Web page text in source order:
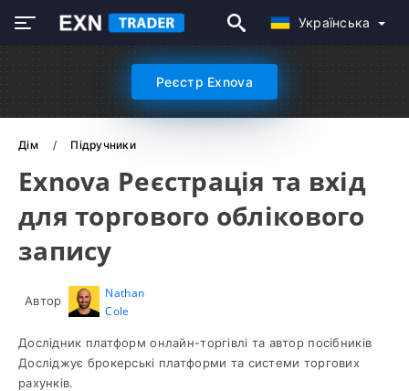
Українська
Реєстр Exnova
Дім Підручники
Exnova Реєстрація та вхід
для торгового облікового
запису
Автор
Nathan
Cole
Дослідник платформ онлайн-торгівлі та автор посібників
Досліджує брокерські платформи та системи торгових
рахунків.